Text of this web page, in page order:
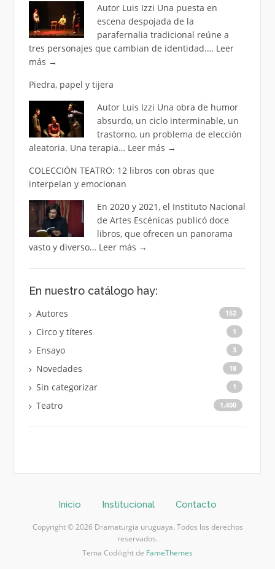
Autor Luis Izzi Una puesta en
escena despojada de la
parafernalia tradicional reúne a
tres personajes que cambian de identidad.… Leer
más →
Piedra, papel y tijera
Autor Luis Izzi Una obra de humor
absurdo, un ciclo interminable, un
trastorno, un problema de elección
aleatoria. Una terapia… Leer más →
COLECCIÓN TEATRO: 12 libros con obras que
interpelan y emocionan
En 2020 y 2021, el Instituto Nacional
de Artes Escénicas publicó doce
libros, que ofrecen un panorama
vasto y diverso… Leer más →
En nuestro catálogo hay:
Autores 152
Circo y títeres 1
Ensayo 3
Novedades 18
Sin categorizar 1
Teatro 1.400
Inicio Institucional Contacto
Copyright © 2026 Dramaturgia uruguaya. Todos los derechos
reservados.
Tema Codilight de FameThemes